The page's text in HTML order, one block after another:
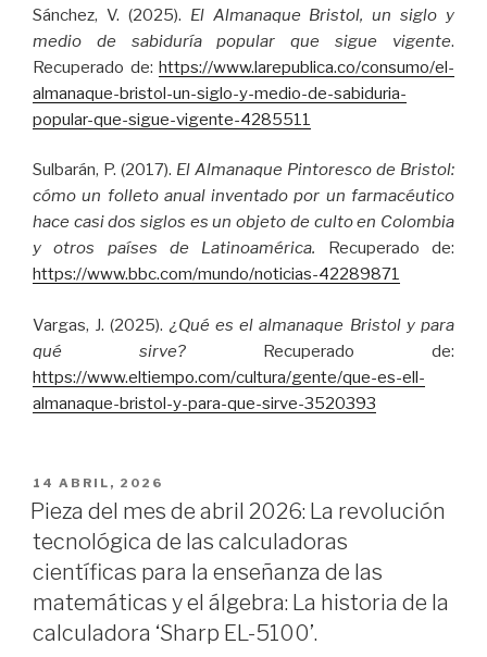
Sánchez, V. (2025). El Almanaque Bristol, un siglo y
medio de sabiduría popular que sigue vigente.
Recuperado de: https://www.larepublica.co/consumo/el-
almanaque-bristol-un-siglo-y-medio-de-sabiduria-
popular-que-sigue-vigente-4285511
Sulbarán, P. (2017). El Almanaque Pintoresco de Bristol:
cómo un folleto anual inventado por un farmacéutico
hace casi dos siglos es un objeto de culto en Colombia
y otros países de Latinoamérica. Recuperado de:
https://www.bbc.com/mundo/noticias-42289871
Vargas, J. (2025). ¿Qué es el almanaque Bristol y para
qué sirve? Recuperado de:
https://www.eltiempo.com/cultura/gente/que-es-ell-
almanaque-bristol-y-para-que-sirve-3520393
PUBLICADO
EL
14 ABRIL, 2026
Pieza del mes de abril 2026: La revolución
tecnológica de las calculadoras
científicas para la enseñanza de las
matemáticas y el álgebra: La historia de la
calculadora ‘Sharp EL-5100’.